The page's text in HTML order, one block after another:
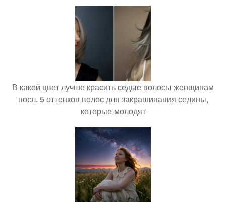
В какой цвет лучше красить седые волосы женщинам
посл. 5 оттенков волос для закрашивания седины,
которые молодят